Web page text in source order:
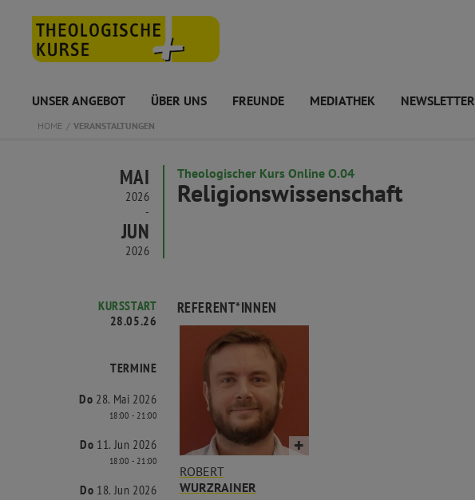
UNSER ANGEBOT ÜBER UNS FREUNDE MEDIATHEK NEWSLETTER
HOME VERANSTALTUNGEN
MAI
2026
-
JUN
2026
Theologischer Kurs Online O.04
Religionswissenschaft
KURSSTART
28.05.26
TERMINE
Do 28. Mai 2026
18:00 - 21:00
Do 11. Jun 2026
18:00 - 21:00
Do 18. Jun 2026
REFERENT*INNEN
ROBERT
WURZRAINER